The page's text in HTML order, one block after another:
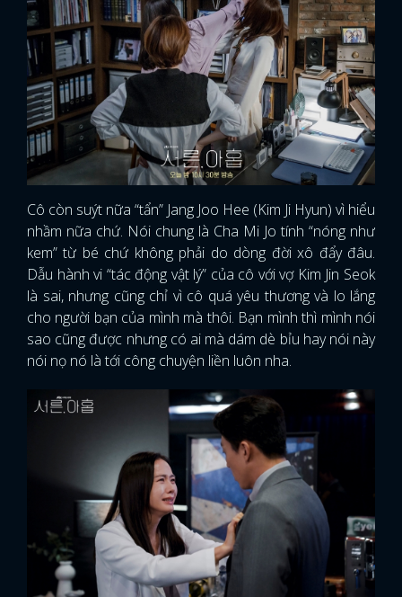
Cô còn suýt nữa “tẩn” Jang Joo Hee (Kim Ji Hyun) vì hiểu
nhầm nữa chứ. Nói chung là Cha Mi Jo tính “nóng như
kem” từ bé chứ không phải do dòng đời xô đẩy đâu.
Dẫu hành vi “tác động vật lý” của cô với vợ Kim Jin Seok
là sai, nhưng cũng chỉ vì cô quá yêu thương và lo lắng
cho người bạn của mình mà thôi. Bạn mình thì mình nói
sao cũng được nhưng có ai mà dám dè bỉu hay nói này
nói nọ nó là tới công chuyện liền luôn nha.